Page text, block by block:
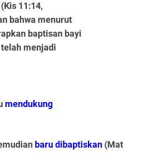
11:14,
bahwa menurut
baptisan bayi
menjadi
mendukung
baru dibaptiskan (Mat